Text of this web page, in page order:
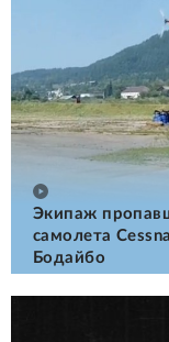
Экипаж
самолета
Бодайбо